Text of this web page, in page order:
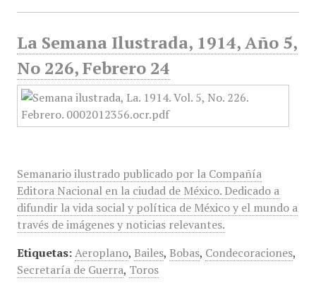
La Semana Ilustrada, 1914, Año 5,
No 226, Febrero 24
Semanario ilustrado publicado por la Compañía
Editora Nacional en la ciudad de México. Dedicado a
difundir la vida social y política de México y el mundo a
través de imágenes y noticias relevantes.
Etiquetas: Aeroplano, Bailes, Bobas, Condecoraciones,
Secretaría de Guerra, Toros